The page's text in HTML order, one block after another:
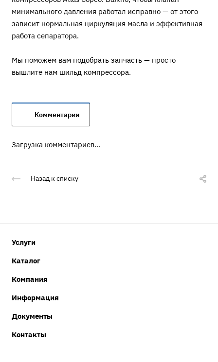
минимального давления работал исправно — от этого
зависит нормальная циркуляция масла и эффективная
работа сепаратора.
Мы поможем вам подобрать запчасть — просто
вышлите нам шильд компрессора.
Комментарии
Загрузка комментариев...
Назад к списку
Услуги
Каталог
Компания
Информация
Документы
Контакты